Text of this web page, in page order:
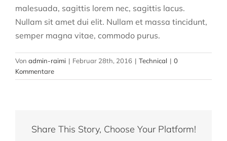
malesuada, sagittis lorem nec, sagittis lacus.
Nullam sit amet dui elit. Nullam et massa tincidunt,
semper magna vitae, commodo purus.
Von admin-raimi | Februar 28th, 2016 | Technical | 0
Kommentare
Share This Story, Choose Your Platform!